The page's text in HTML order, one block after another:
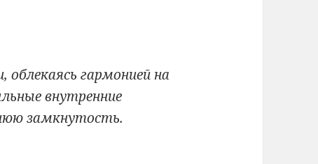
гармонией на
внутренние
замкнутость.